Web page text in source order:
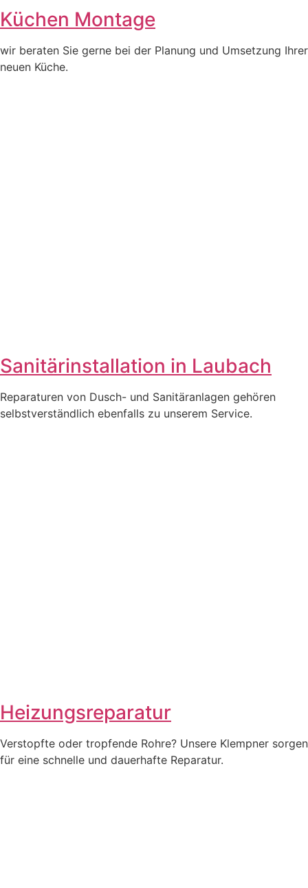
Küchen Montage
wir beraten Sie gerne bei der Planung und Umsetzung Ihrer
neuen Küche.
Sanitärinstallation in Laubach
Reparaturen von Dusch- und Sanitäranlagen gehören
selbstverständlich ebenfalls zu unserem Service.
Heizungsreparatur
Verstopfte oder tropfende Rohre? Unsere Klempner sorgen
für eine schnelle und dauerhafte Reparatur.